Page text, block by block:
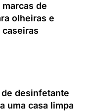
de
olheiras e
desinfetante
uma casa limpa